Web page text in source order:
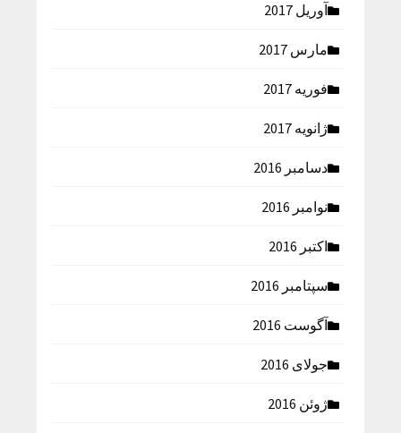
آوریل 2017
مارس 2017
فوریه 2017
ژانویه 2017
دسامبر 2016
نوامبر 2016
اکتبر 2016
سپتامبر 2016
آگوست 2016
جولای 2016
ژوئن 2016